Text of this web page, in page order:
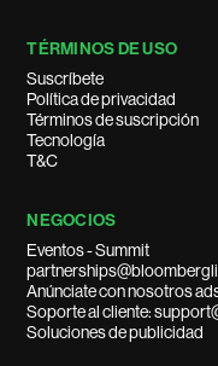
TÉRMINOS DE USO
Suscríbete
Política de privacidad
Términos de suscripción
Tecnología
T&C
NEGOCIOS
Eventos - Summit
Anúnciate con nosotros
Soporte al cliente:
Soluciones de publicidad